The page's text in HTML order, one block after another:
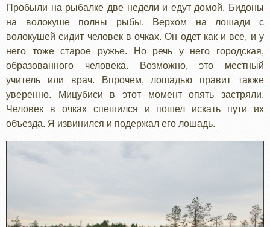
Пробыли на рыбалке две недели и едут домой. Бидоны
на волокуше полны рыбы. Верхом на лошади с
волокушей сидит человек в очках. Он одет как и все, и у
него тоже старое ружье. Но речь у него городская,
образованного человека. Возможно, это местный
учитель или врач. Впрочем, лошадью правит также
уверенно. Мицубиси в этот момент опять застряли.
Человек в очках спешился и пошел искать пути их
объезда. Я извинился и подержал его лошадь.